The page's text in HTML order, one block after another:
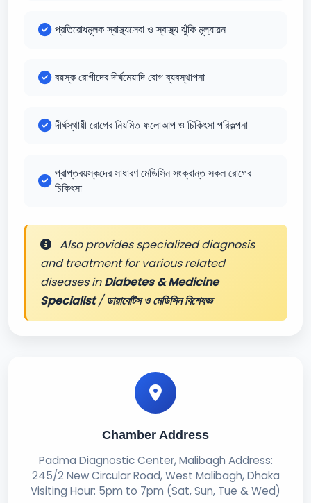
প্রতিরোধমূলক স্বাস্থ্যসেবা ও স্বাস্থ্য ঝুঁকি মূল্যায়ন
বয়স্ক রোগীদের দীর্ঘমেয়াদি রোগ ব্যবস্থাপনা
দীর্ঘস্থায়ী রোগের নিয়মিত ফলোআপ ও চিকিৎসা পরিকল্পনা
প্রাপ্তবয়স্কদের সাধারণ মেডিসিন সংক্রান্ত সকল রোগের
চিকিৎসা
Also provides specialized diagnosis
and treatment for various related
diseases inDiabetes & Medicine
Specialist/ডায়াবেটিস ও মেডিসিন বিশেষজ্ঞ
Chamber Address
Padma Diagnostic Center, Malibagh Address:
245/2 New Circular Road, West Malibagh, Dhaka
Visiting Hour: 5pm to 7pm (Sat, Sun, Tue & Wed)